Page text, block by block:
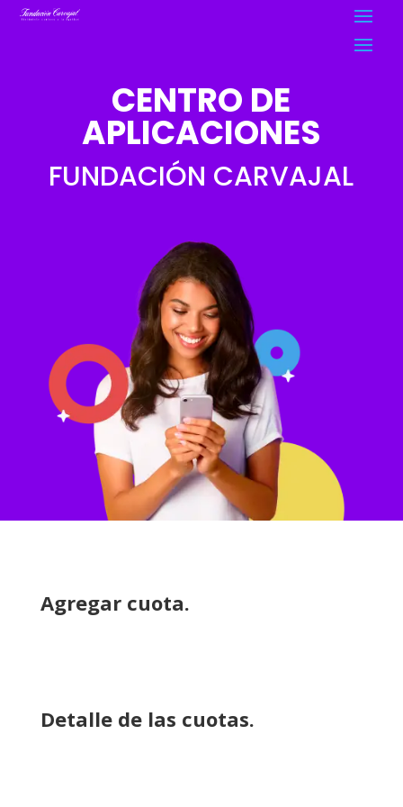
CENTRO DE
APLICACIONES
FUNDACIÓN CARVAJAL
Agregar cuota.
Detalle de las cuotas.